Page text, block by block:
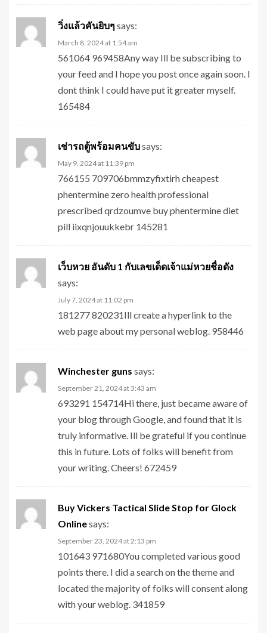
วิ่งแล้วคันยิบๆ says:
March 8, 2024 at 1:54 am
561064 969458Any way Ill be subscribing to
your feed and I hope you post once again soon. I
dont think I could have put it greater myself.
165484
เช่ารถตู้พร้อมคนขับsays:
May 9, 2024 at 11:39 pm
766155 709706bmmzyfixtirh cheapest
phentermine zero health professional
prescribed qrdzoumve buy phentermine diet
pill iixqnjouukkebr 145281
เว็บหวย อันดับ 1 กับเลขเด็ดเจ้าแม่หวยชื่อดัง
says:
July 7, 2024 at 11:02 pm
181277 820231Ill create a hyperlink to the
web page about my personal weblog. 958446
Winchester guns says:
September 21, 2024 at 3:43 am
693291 154714Hi there, just became aware of
your blog through Google, and found that it is
truly informative. Ill be grateful if you continue
this in future. Lots of folks will benefit from
your writing. Cheers! 672459
Buy Vickers Tactical Slide Stop for Glock
Onlinesays:
September 23, 2024 at 2:13 pm
101643 971680You completed various good
points there. I did a search on the theme and
located the majority of folks will consent along
with your weblog. 341859